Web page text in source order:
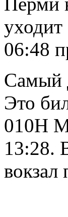
06:48
Самый
Это
010Н
13:28.
вокзал